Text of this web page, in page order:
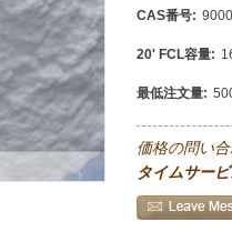
CAS番号:
20' FCL容量:
最低注文量:
価格の問い
タイムサー